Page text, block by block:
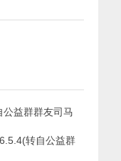
益群群友司马
转自公益群